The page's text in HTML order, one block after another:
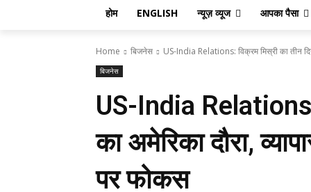
होम ENGLISH न्यूज़ व्यूज आपका पैसा
Home बिजनेस US-India Relations: विक्रम मिस्री का तीन
बिजनेस
US-India Relations:
का अमेरिका दौरा,
पर फोकस